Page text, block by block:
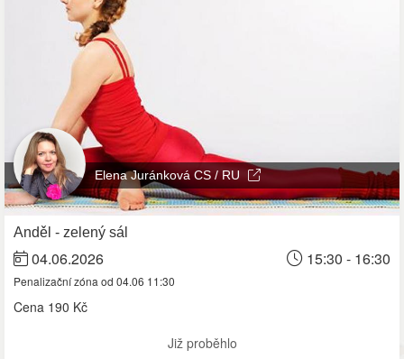
Elena Juránková CS / RU
Anděl - zelený sál
04.06.2026 15:30 - 16:30
Penalizační zóna od 04.06 11:30
Cena 190 Kč
Již proběhlo